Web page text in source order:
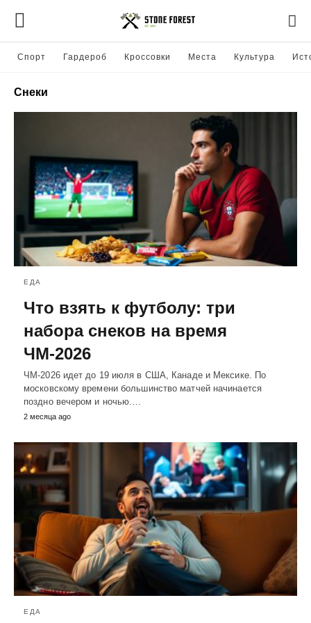
Спорт Гардероб Кроссовки Места Культура
Снеки
ЕДА
Что взять к футболу: три
набора снеков на время
ЧМ-2026
ЧМ-2026 идет до 19 июля в США, Канаде и Мексике. По
московскому времени большинство матчей начинается
поздно вечером и ночью.…
2 месяца ago
ЕДА